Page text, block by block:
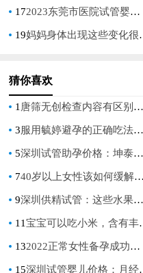
172023东莞市医院试管婴儿全方位指南，附成功率参考
19妈妈身体出现这些变化很有可能预示你怀的男宝！
猜你喜欢
1 唐筛无创检查内容有区别，看完你就知道为什么不能取消
3 服用毓婷避孕的正确吃法你都吃对了吗？
5深圳试管助孕价格：坤泰胶囊的作用是什么,坤泰胶囊吃了有什么好处
740岁以上女性该如何缓解卵巢早衰带来的影响呢-
9深圳供精试管：这些水果让你远离先兆流产，帮助你更好地保胎
11宝宝可以吃小米，含有丰富的蛋白质、还易消化
132022正常女性备孕成功，身体会出现什么样的变化呢？
15深圳试管婴儿价格：月经推迟7天后验孕最准确，没来又没怀上可能因为这些原因